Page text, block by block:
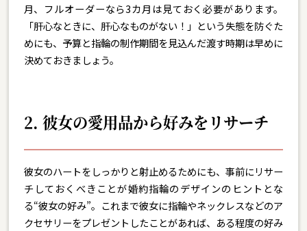
月、フルオーダーなら3カ月は見ておく必要があります。
「肝心なときに、肝心なものがない！」という失態を防ぐた
めにも、予算と指輪の制作期間を見込んだ渡す時期は早めに
決めておきましょう。
2. 彼女の愛用品から好みをリサーチ
彼女のハートをしっかりと射止めるためにも、事前にリサー
チしておくべきことが婚約指輪のデザインのヒントとな
る“彼女の好み”。これまで彼女に指輪やネックレスなどのア
クセサリーをプレゼントしたことがあれば、ある程度の好み